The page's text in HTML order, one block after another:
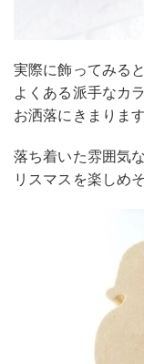
実際に飾ってみる
よくある派手なカ
お洒落にきまりま
落ち着いた雰囲気
リスマスを楽しめ